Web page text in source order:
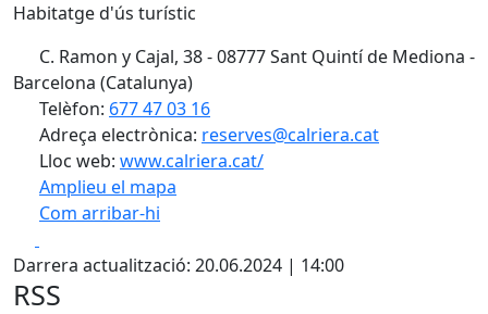
Habitatge d'ús turístic
C. Ramon y Cajal, 38 - 08777 Sant Quintí de Mediona -
Barcelona (Catalunya)
Telèfon: 677 47 03 16
Adreça electrònica: reserves@calriera.cat
Lloc web: www.calriera.cat/
Amplieu el mapa
Com arribar-hi
+
−
Darrera actualització: 20.06.2024 | 14:00
RSS